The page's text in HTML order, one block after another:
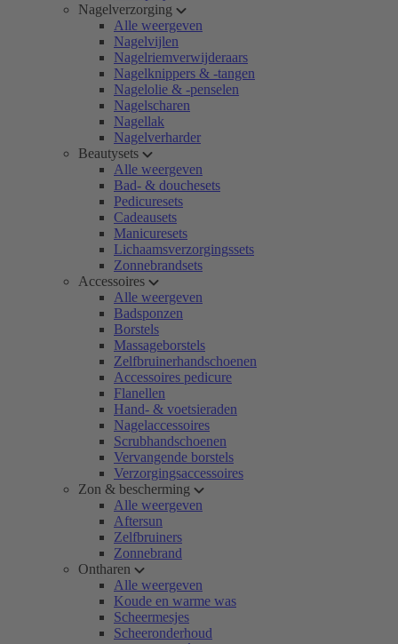
Nagelverzorging
Alle weergeven
Nagelvijlen
Nagelriemverwijderaars
Nagelknippers & -tangen
Nagelolie & -penselen
Nagelscharen
Nagellak
Nagelverharder
Beautysets
Alle weergeven
Bad- & douchesets
Pedicuresets
Cadeausets
Manicuresets
Lichaamsverzorgingssets
Zonnebrandsets
Accessoires
Alle weergeven
Badsponzen
Borstels
Massageborstels
Zelfbruinerhandschoenen
Accessoires pedicure
Flanellen
Hand- & voetsieraden
Nagelaccessoires
Scrubhandschoenen
Vervangende borstels
Verzorgingsaccessoires
Zon & bescherming
Alle weergeven
Aftersun
Zelfbruiners
Zonnebrand
Ontharen
Alle weergeven
Koude en warme was
Scheermesjes
Scheeronderhoud